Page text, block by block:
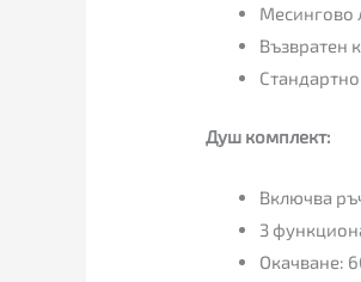
Месингово
Възвратен
Душ комплект:
Включва
3
Окачване: